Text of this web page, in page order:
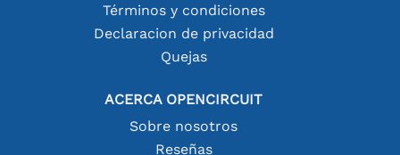
Términos y condiciones
Declaracion de privacidad
Quejas
ACERCA OPENCIRCUIT
Sobre nosotros
Reseñas